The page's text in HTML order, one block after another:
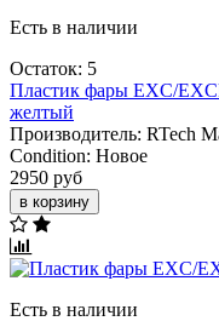
Есть в наличии
Остаток: 5
Пластик фары EXC/
желтый
Производитель: RTech
Condition: Новое
2950 руб
в корзину
Есть в наличии